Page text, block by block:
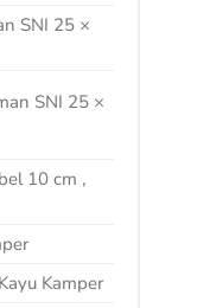
SNI 25 ×
SNI 25 ×
10 cm ,
Kamper